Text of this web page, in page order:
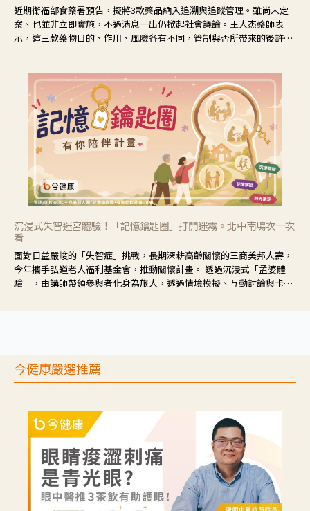
近期衛福部食藥署預告，擬將3款藥品納入追溯與追蹤管理。雖尚未定
案、也並非立即實施，不過消息一出仍掀起社會議論。王人杰藥師表
示，這三款藥物目的、作用、風險各有不同，管制與否所帶來的後許影
沉浸式失智迷宮體驗！「記憶鑰匙圈」打開迷霧。北中南場次一次
看
面對日益嚴峻的「失智症」挑戰，長期深耕高齡關懷的三商美邦人壽，
今年攜手弘道老人福利基金會，推動關懷計畫。 透過沉浸式「孟婆體
驗」，由講師帶領參與者化身為旅人，透過情境模擬、互動討論與卡牌
今健康嚴選推薦